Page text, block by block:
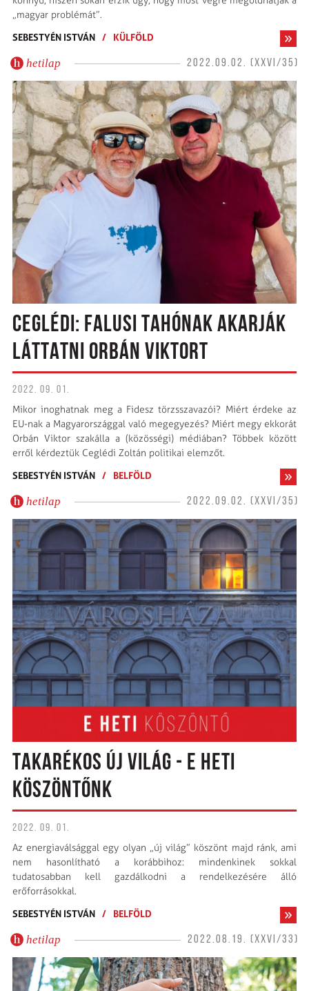
„magyar problémát”.
SEBESTYÉN ISTVÁN / KÜLFÖLD
hetilap 2022.09.02. (XXVI/35)
CEGLÉDI: FALUSI TAHÓNAK AKARJÁK
LÁTTATNI ORBÁN VIKTORT
2022. 09. 01.
Mikor inoghatnak meg a Fidesz törzsszavazói? Miért érdeke az
EU-nak a Magyarországgal való megegyezés? Miért megy ekkorát
Orbán Viktor szakálla a (közösségi) médiában? Többek között
erről kérdeztük Ceglédi Zoltán politikai elemzőt.
SEBESTYÉN ISTVÁN / BELFÖLD
hetilap 2022.09.02. (XXVI/35)
TAKARÉKOS ÚJ VILÁG - E HETI
KÖSZÖNTŐNK
2022. 09. 01.
Az energiaválsággal egy olyan „új világ” köszönt majd ránk, ami
nem hasonlítható a korábbihoz: mindenkinek sokkal
tudatosabban kell gazdálkodni a rendelkezésére álló
erőforrásokkal.
SEBESTYÉN ISTVÁN / BELFÖLD
hetilap 2022.08.19. (XXVI/33)